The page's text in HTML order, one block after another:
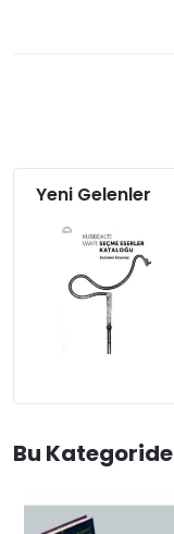
Yeni Gelenler
Bu